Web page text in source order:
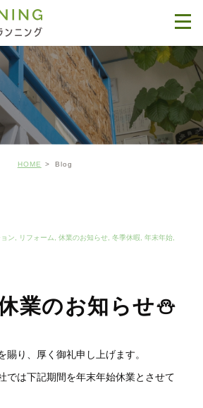
HOME Blog
ン リフォーム 休業のお知らせ 冬季休暇 年末年始
業のお知らせ⛄
賜り、厚く御礼申し上げます。
では下記期間を年末年始休業とさせて